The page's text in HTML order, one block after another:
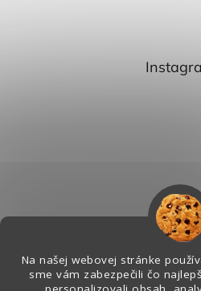
Na našej webovej stránke
sme vám zabezpečili čo